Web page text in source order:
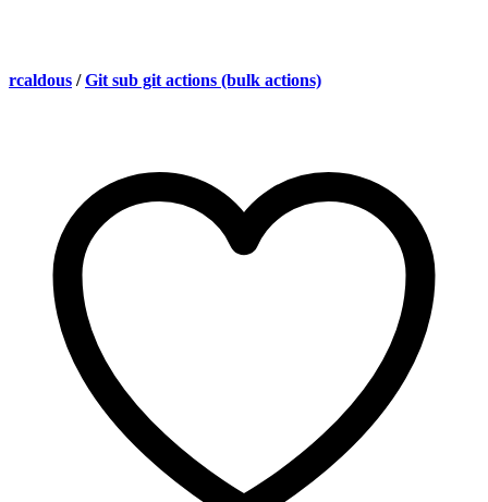
rcaldous / Git sub git actions (bulk actions)